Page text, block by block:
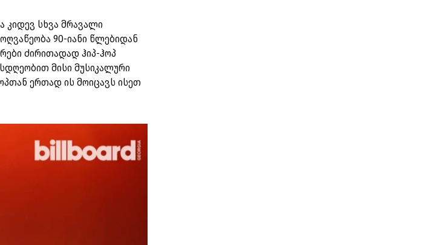
კიდევ სხვა მრავალი
90-იანი წლებიდან
ძირითადად ჰიპ-ჰოპ
მისი მუსიკალური
ერთად ის მოიცავს ისეთ